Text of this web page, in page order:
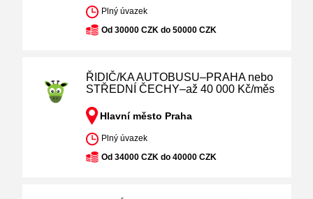
Plný úvazek
Od 30000 CZK do 50000 CZK
ŘIDIČ/KA AUTOBUSU–PRAHA nebo
STŘEDNÍ ČECHY–až 40 000 Kč/měs
Hlavní město Praha
Plný úvazek
Od 34000 CZK do 40000 CZK